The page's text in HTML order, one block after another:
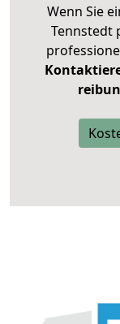
Wenn Sie
Tennstedt